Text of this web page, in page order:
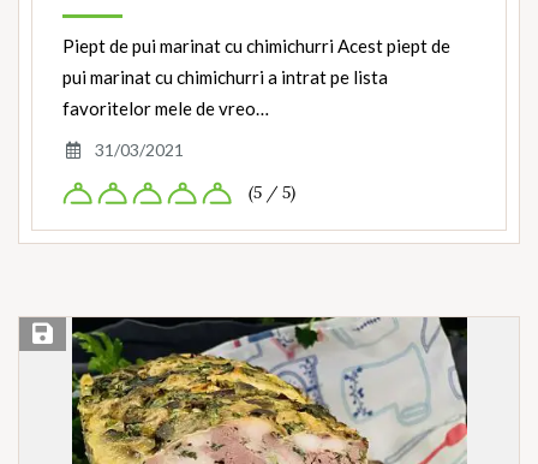
Piept de pui marinat cu chimichurri Acest piept de
pui marinat cu chimichurri a intrat pe lista
favoritelor mele de vreo…
31/03/2021
(5 / 5)
Save Recipe